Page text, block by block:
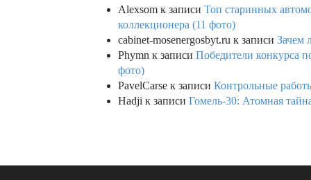
Alexsom к записи Топ старинных
коллекционера (11 фото)
cabinet-mosenergosbyt.ru к записи Зачем
Phymn к записи Победители конкурса
фото)
PavelCarse к записи Контрольные
Hadji к записи Гомель-30: Атомная